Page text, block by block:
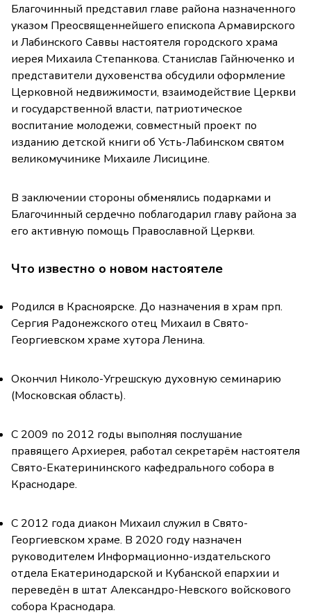
Благочинный представил главе района назначенного
указом Преосвященнейшего епископа Армавирского
и Лабинского Саввы настоятеля городского храма
иерея Михаила Степанкова. Станислав Гайнюченко и
представители духовенства обсудили оформление
Церковной недвижимости, взаимодействие Церкви
и государственной власти, патриотическое
воспитание молодежи, совместный проект по
изданию детской книги об Усть-Лабинском святом
великомучинике Михаиле Лисицине.
В заключении стороны обменялись подарками и
Благочинный сердечно поблагодарил главу района за
его активную помощь Православной Церкви.
Что известно о новом настоятеле
Родился в Красноярске. До назначения в храм прп.
Сергия Радонежского отец Михаил в Свято-
Георгиевском храме хутора Ленина.
Окончил Николо-Угрешскую духовную семинарию
(Московская область).
С 2009 по 2012 годы выполняя послушание
правящего Архиерея, работал секретарём настоятеля
Свято-Екатерининского кафедрального собора в
Краснодаре.
С 2012 года диакон Михаил служил в Свято-
Георгиевском храме. В 2020 году назначен
руководителем Информационно-издательского
отдела Екатеринодарской и Кубанской епархии и
переведён в штат Александро-Невского войскового
собора Краснодара.